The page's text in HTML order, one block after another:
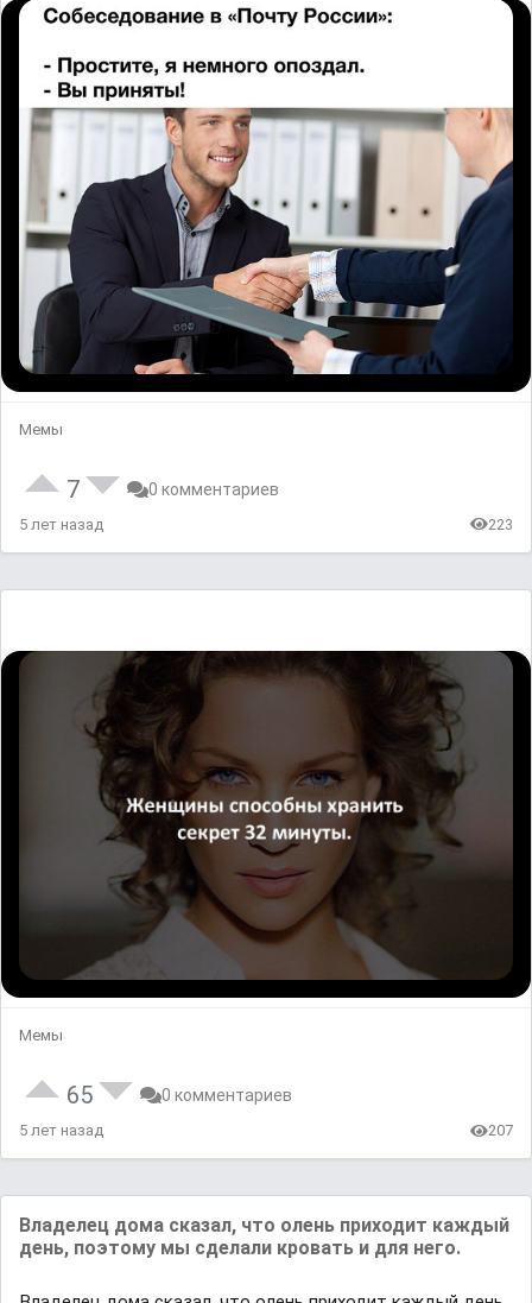
Мемы
7 0 комментариев
5 лет назад 223
Мемы
65 0 комментариев
5 лет назад 207
Владелец дома сказал, что олень приходит каждый
день, поэтому мы сделали кровать и для него.